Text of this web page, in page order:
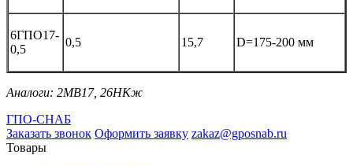
6ГПО17-
0,5
0,5 15,7 D=175-200 мм
Аналоги: 2МВ17, 26НКж
ГПО-СНАБ
Заказать звонок Оформить заявку zakaz@gposnab.ru
Товары